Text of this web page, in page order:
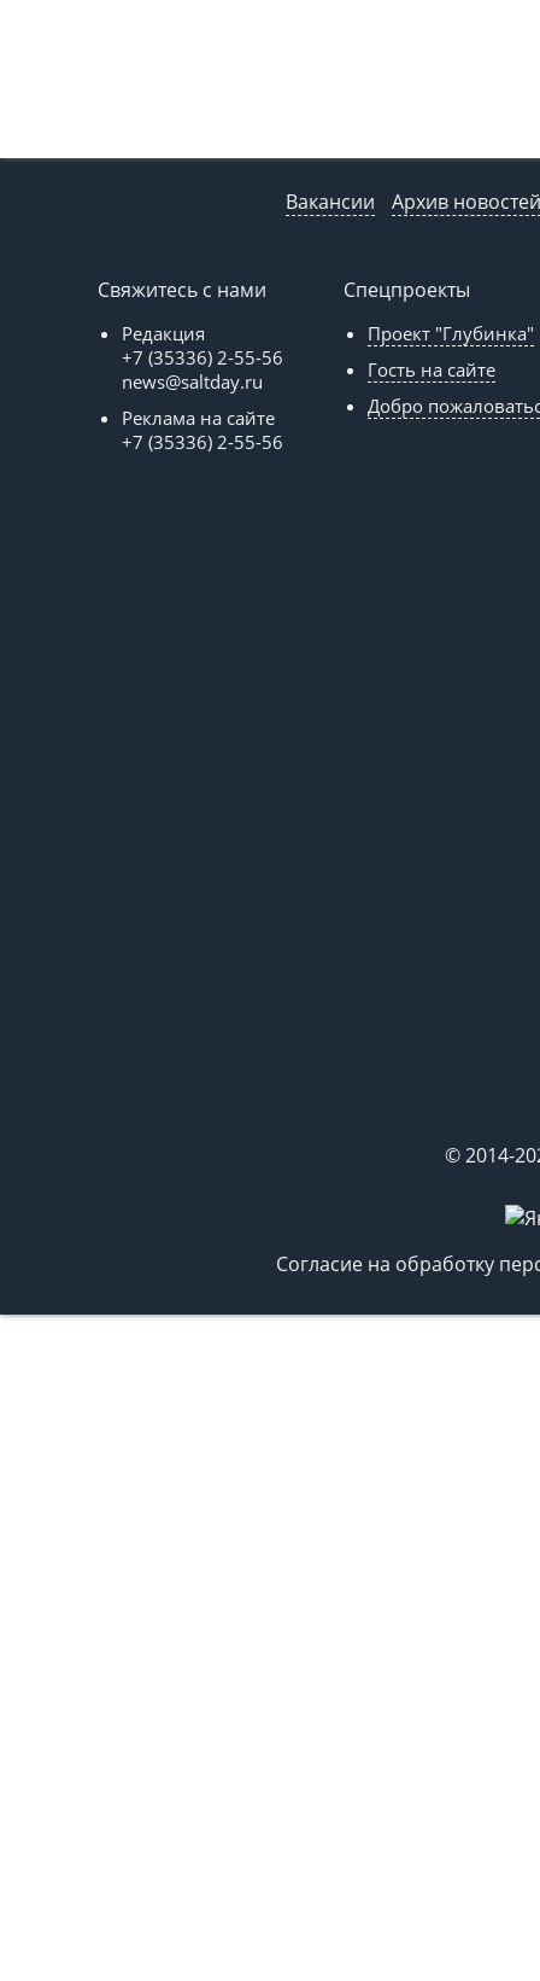
Вакансии Архив новостей
Свяжитесь с нами
Редакция
+7 (35336) 2-55-56
news@saltday.ru
Реклама на сайте
+7 (35336) 2-55-56
Спецпроекты
Проект "Глубинка"
Гость на сайте
Добро
© 2014-
Согласие на обработку